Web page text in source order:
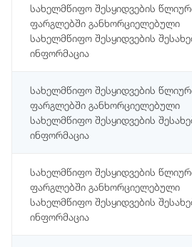
სახელმწიფო შესყიდვების
ფარგლებში განხორციელებული
სახელმწიფო შესყიდვების
ინფორმაცია
სახელმწიფო შესყიდვების
ფარგლებში განხორციელებული
სახელმწიფო შესყიდვების
ინფორმაცია
სახელმწიფო შესყიდვების
ფარგლებში განხორციელებული
სახელმწიფო შესყიდვების
ინფორმაცია